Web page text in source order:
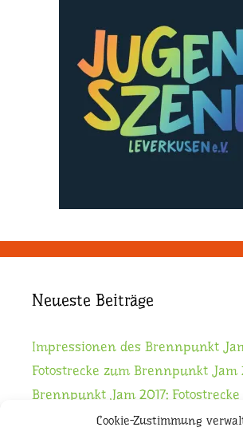
Cookie-Zustimmung
Neueste Beiträge
Impressionen des Brennpunkt
Fotostrecke zum Brennpunkt Jam
Brennpunkt Jam 2017: Fotostrecke
Brennpunkt Jam 2016: Fotostrecke